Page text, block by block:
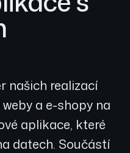
našich realizací
a e-shopy na
aplikace, které
datech. Součástí